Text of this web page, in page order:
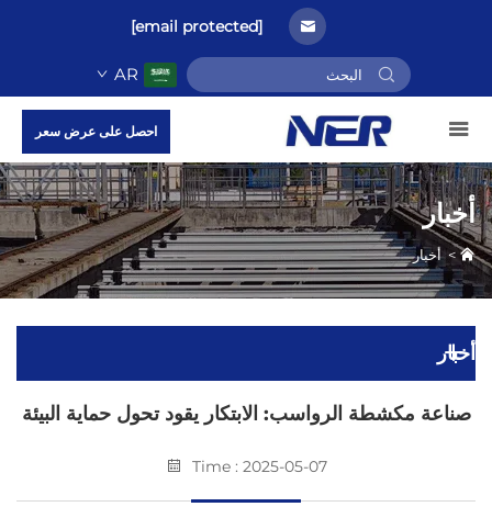
[email protected]
AR
احصل على عرض سعر
أخبار
>أخبار
أخبار
صناعة مكشطة الرواسب: الابتكار يقود تحول حماية البيئة
Time : 2025-05-07